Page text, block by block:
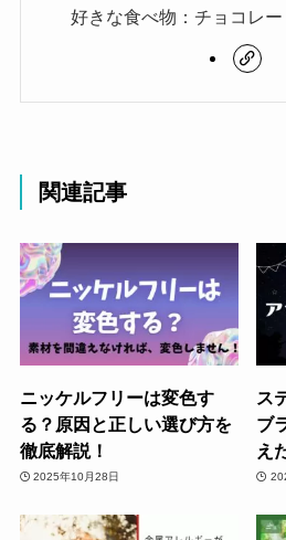
好きな食べ物：チョコレ
関連記事
ニッケルフリーは変色す
る？原因と正しい選び方を
徹底解説！
2025年10月28日
ス
ブ
え